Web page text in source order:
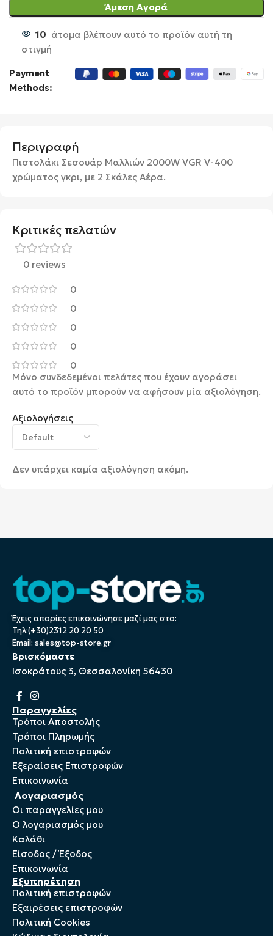
Άμεση Αγορά
10 άτομα βλέπουν αυτό το προϊόν αυτή τη
στιγμή
Payment
Methods:
Περιγραφή
Πιστολάκι Σεσουάρ Μαλλιών 2000W VGR V-400
χρώματος γκρι, με 2 Σκάλες Αέρα.
Κριτικές πελατών
0 reviews
0
0
0
0
0
Αξιολογήσεις
Δεν υπάρχει καμία αξιολόγηση ακόμη.
Μόνο συνδεδεμένοι πελάτες που έχουν αγοράσει
αυτό το προϊόν μπορούν να αφήσουν μία αξιολόγηση.
Έχεις απορίες επικοινώνησε μαζί μας στο:
Τηλ:(+30)2312 20 20 50
Email: sales@top-store.gr
Βρισκόμαστε
Ισοκράτους 3, Θεσσαλονίκη 56430
Παραγγελίες
Τρόποι Αποστολής
Τρόποι Πληρωμής
Πολιτική επιστροφών
Εξεραίσεις Επιστροφών
Επικοινωνία
Λογαριασμός
Οι παραγγελίες μου
Ο λογαριασμός μου
Καλάθι
Είσοδος / Έξοδος
Επικοινωνία
Εξυπηρέτηση
Πολιτική επιστροφών
Εξαιρέσεις επιστροφών
Πολιτική Cookies